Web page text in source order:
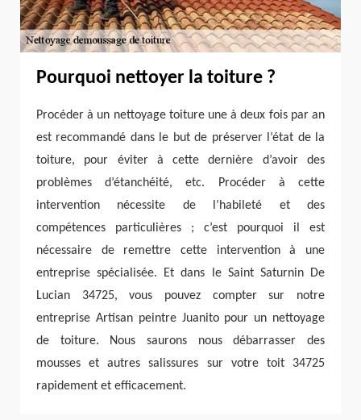
Pourquoi nettoyer la toiture ?
Procéder à un nettoyage toiture une à deux fois par an
est recommandé dans le but de préserver l’état de la
toiture, pour éviter à cette dernière d’avoir des
problèmes d’étanchéité, etc. Procéder à cette
intervention nécessite de l’habileté et des
compétences particulières ; c’est pourquoi il est
nécessaire de remettre cette intervention à une
entreprise spécialisée. Et dans le Saint Saturnin De
Lucian 34725, vous pouvez compter sur notre
entreprise Artisan peintre Juanito pour un nettoyage
de toiture. Nous saurons nous débarrasser des
mousses et autres salissures sur votre toit 34725
rapidement et efficacement.